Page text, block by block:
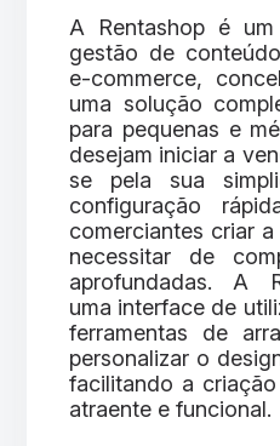
A Rentashop é
gestão de
e-commerce,
uma solução
para pequenas e
desejam iniciar a
se pela sua
configuração
comerciantes criar
necessitar de
aprofundadas. A
uma interface de
ferramentas de
personalizar o
facilitando a
atraente e funcional.